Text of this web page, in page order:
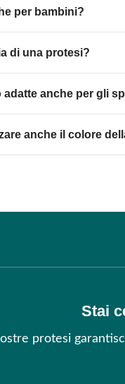
per bambini?
di una protesi?
adatte anche per gli
anche il colore
Stai
protesi